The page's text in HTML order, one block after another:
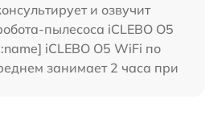
и озвучит
пылесоса iCLEBO O5
iCLEBO O5 WiFi по
занимает 2 часа при